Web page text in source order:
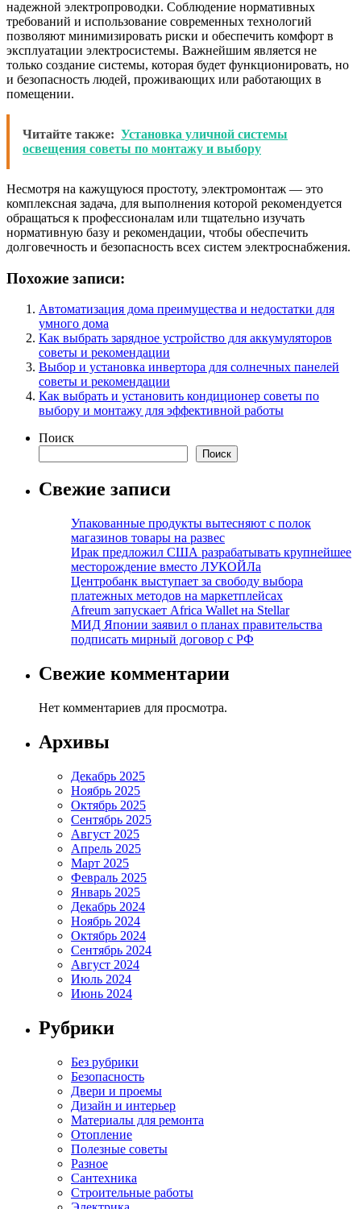
надежной электропроводки. Соблюдение нормативных
требований и использование современных технологий
позволяют минимизировать риски и обеспечить комфорт в
эксплуатации электросистемы. Важнейшим является не
только создание системы, которая будет функционировать, но
и безопасность людей, проживающих или работающих в
помещении.
Читайте также: Установка уличной системы
освещения советы по монтажу и выбору
Несмотря на кажущуюся простоту, электромонтаж — это
комплексная задача, для выполнения которой рекомендуется
обращаться к профессионалам или тщательно изучать
нормативную базу и рекомендации, чтобы обеспечить
долговечность и безопасность всех систем электроснабжения.
Похожие записи:
Автоматизация дома преимущества и недостатки для
умного дома
Как выбрать зарядное устройство для аккумуляторов
советы и рекомендации
Выбор и установка инвертора для солнечных панелей
советы и рекомендации
Как выбрать и установить кондиционер советы по
выбору и монтажу для эффективной работы
Поиск
Поиск
Свежие записи
Упакованные продукты вытесняют с полок
магазинов товары на развес
Ирак предложил США разрабатывать крупнейшее
месторождение вместо ЛУКОЙЛа
Центробанк выступает за свободу выбора
платежных методов на маркетплейсах
Afreum запускает Africa Wallet на Stellar
МИД Японии заявил о планах правительства
подписать мирный договор с РФ
Свежие комментарии
Нет комментариев для просмотра.
Архивы
Декабрь 2025
Ноябрь 2025
Октябрь 2025
Сентябрь 2025
Август 2025
Апрель 2025
Март 2025
Февраль 2025
Январь 2025
Декабрь 2024
Ноябрь 2024
Октябрь 2024
Сентябрь 2024
Август 2024
Июль 2024
Июнь 2024
Рубрики
Без рубрики
Безопасность
Двери и проемы
Дизайн и интерьер
Материалы для ремонта
Отопление
Полезные советы
Разное
Сантехника
Строительные работы